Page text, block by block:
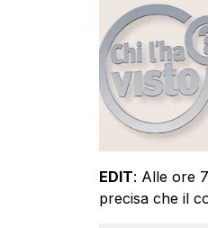
EDIT: Alle ore
precisa che il